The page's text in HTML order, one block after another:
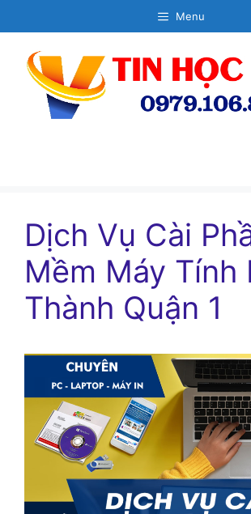
đến
dung
Menu
Dịch Vụ Cài
Mềm Máy Tính
Thành Quận 1